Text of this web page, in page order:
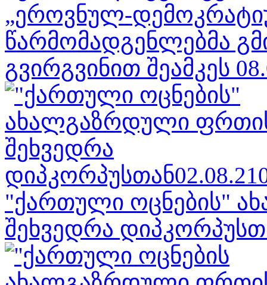
„ეროვნულ-
წარმომადგენლებმა
გვირგვინით შეამკეს
"ქართული ოცნების"
შეხვედრა